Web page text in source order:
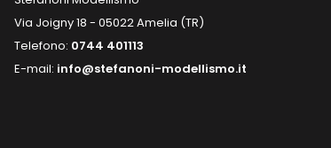
Via Joigny 18 - 05022 Amelia (TR)
Telefono: 0744 401113
E-mail: info@stefanoni-modellismo.it